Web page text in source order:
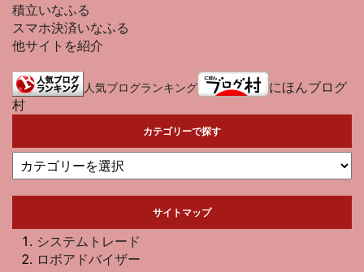
積立いなふる
スマホ決済いなふる
他サイトを紹介
人気ブログランキング
にほんブログ
村
カテゴリーで探す
サイトマップ
システムトレード
ロボアドバイザー